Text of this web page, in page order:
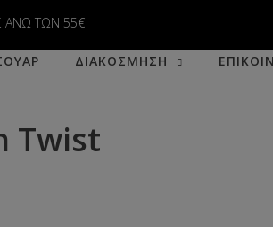
ΑΝΩ ΤΩΝ 55€
ΔΙΑΚΟΣΜΗΣΗ
Twist